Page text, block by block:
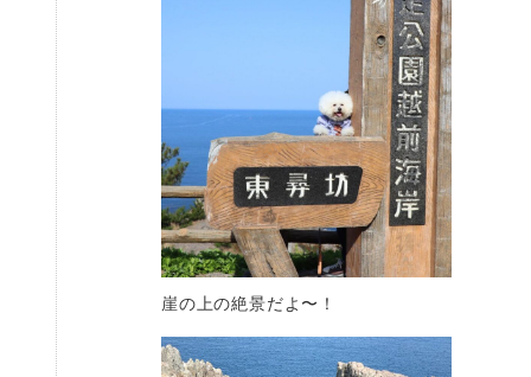
崖の上の絶景だよ〜！